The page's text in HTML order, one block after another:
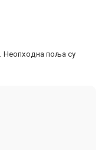
Неопходна поља су